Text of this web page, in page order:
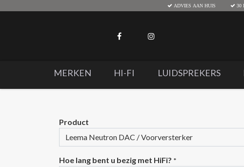
ADVIES AAN HUIS 30
MERKEN HI-FI LUIDSPREKERS
Product
Hoe lang bent u bezig met HiFi? *